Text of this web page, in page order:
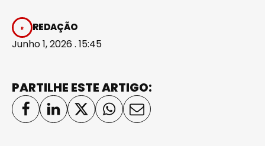
REDAÇÃO
Junho 1, 2026 . 15:45
PARTILHE ESTE ARTIGO: